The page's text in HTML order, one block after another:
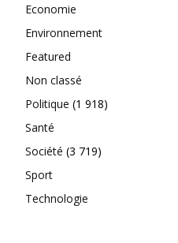
Economie
Environnement
Featured
Non classé
Politique (1 918)
Santé
Société (3 719)
Sport
Technologie